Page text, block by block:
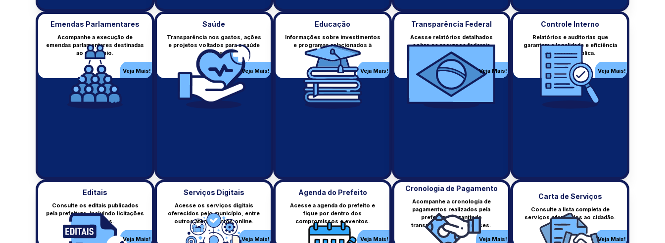
Emendas Parlamentares
Acompanhe a execução de
emendas parlamentares destinadas
ao município.
Veja Mais!
Saúde
Transparência nos gastos, ações
e projetos voltados para a saúde
pública.
Veja Mais!
Educação
Informações sobre investimentos
e programas relacionados à
educação municipal.
Veja Mais!
Transparência Federal
Acesse relatórios detalhados
sobre os recursos federais
repassados ao município.
Veja Mais!
Controle Interno
Relatórios e auditorias que
garantem a legalidade e eficiência
da gestão pública.
Veja Mais!
Editais
Consulte os editais publicados
pela prefeitura, incluindo licitações
e concursos.
Veja Mais!
Serviços Digitais
Acesse os serviços digitais
oferecidos pelo município, entre
outros atendimentos online.
Veja Mais!
Agenda do Prefeito
Acesse a agenda do prefeito e
fique por dentro dos
compromissos e eventos.
Veja Mais!
Cronologia de Pagamento
Acompanhe a cronologia de
pagamentos realizados pela
prefeitura, garantindo
transparência nos repasses.
Veja Mais!
Carta de Serviços
Consulte a lista completa de
serviços oferecidos ao cidadão.
Veja Mais!
Leis municipais vigentes.
Veja Mais!
Obras públicas em andamento.
Veja Mais!
Plan. e Prest. de Contas
Planejamento e prestação de
contas.
Veja Mais!
Lei Geral de Proteção de Dados.
Veja Mais!
Ben./Inc. Fiscais
Benefícios e incentivos fiscais.
Emendas Parlam.
Emendas parlamentares recebidas.
Informações sobre saúde
municipal.
Educação
Dados sobre educação municipal.